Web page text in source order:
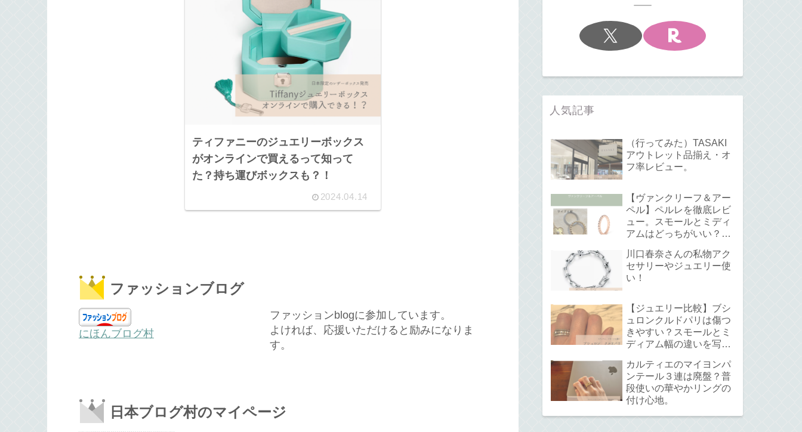
ティファニーのジュエリーボックス
がオンラインで買えるって知って
た？持ち運びボックスも？！
2024.04.14
ファッションブログ
にほんブログ村
ファッションblogに参加しています。
よければ、応援いただけると励みになりま
す。
日本ブログ村のマイページ
人気記事
（行ってみた）TASAKI
アウトレット品揃え・オ
フ率レビュー。
【ヴァンクリーフ＆アー
ペル】ペルレを徹底レビ
ュー。スモールとミディ
アムはどっちがいい？サ
て。
川口春奈さんの私物アク
セサリーやジュエリー使
い！
【ジュエリー比較】ブシ
ュロンクルドパリは傷つ
きやすい？スモールとミ
ディアム幅の違いを写真
カルティエのマイヨンパ
ンテール３連は廃盤？普
段使いの華やかリングの
付け心地。